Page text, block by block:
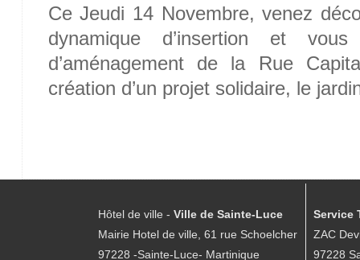
Ce Jeudi 14 Novembre, venez
dynamique d’insertion et
d’aménagement de la Rue
création d’un projet solidaire, le
Hôtel de ville - Ville de Sainte-Luce
Mairie Hotel de ville, 61 rue Schoelcher
97228 -Sainte-Luce- Martinique
Service
ZAC
97228